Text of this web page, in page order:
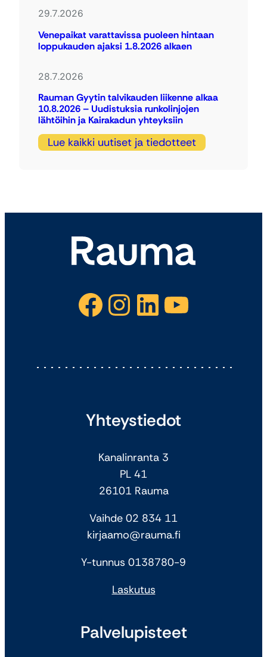
29.7.2026
Venepaikat varattavissa puoleen hintaan
loppukauden ajaksi 1.8.2026 alkaen
28.7.2026
Rauman Gyytin talvikauden liikenne alkaa
10.8.2026 – Uudistuksia runkolinjojen
lähtöihin ja Kairakadun yhteyksiin
Lue kaikki uutiset ja tiedotteet
Facebook Instagram LinkedIn YouTube
Yhteystiedot
Kanalinranta 3
PL 41
26101 Rauma
Vaihde 02 834 11
kirjaamo@rauma.fi
Y-tunnus 0138780-9
Laskutus
Palvelupisteet